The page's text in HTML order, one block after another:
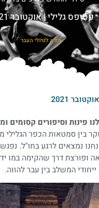
פסיפס גלילי | אוקטובר 2021
חזרה לטיולי העבר
2021
פינות וסיפורים קסומים
בין סמטאות הכפר הגלילי
נמצאים לרגע בחו"ל.
ופורצת דרך שהקימה במו
המשלב בין עבר להווה.